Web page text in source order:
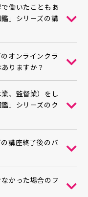
働いたこともあ
」シリーズの講
オンラインクラ
りますか？
、監督業）をし
」シリーズのク
講座終了後のバ
かった場合のフ